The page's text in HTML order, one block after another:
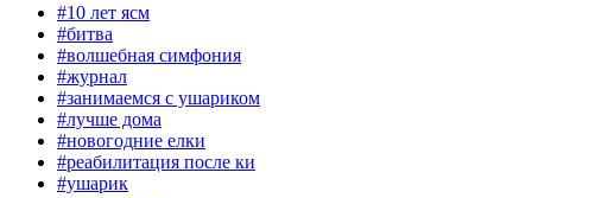
#10 лет ясм
#битва
#волшебная симфония
#журнал
#занимаемся с ушариком
#лучше дома
#новогодние елки
#реабилитация после ки
#ушарик